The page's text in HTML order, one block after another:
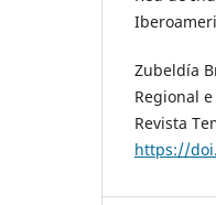
Zubeldía
Regional
Revista
https://